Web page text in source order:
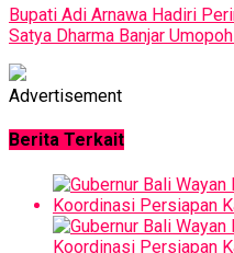
Bupati Adi Arnawa Hadiri
Satya Dharma Banjar
Advertisement
Berita Terkait